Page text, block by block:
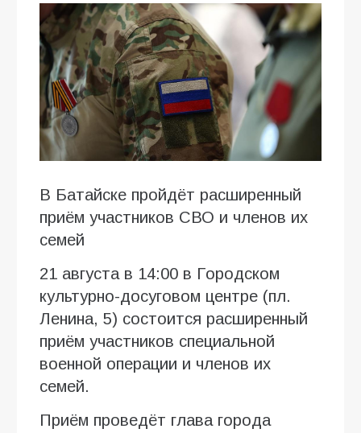
В Батайске пройдёт расширенный
приём участников СВО и членов их
семей
21 августа в 14:00 в Городском
культурно-досуговом центре (пл.
Ленина, 5) состоится расширенный
приём участников специальной
военной операции и членов их
семей.
Приём проведёт глава города